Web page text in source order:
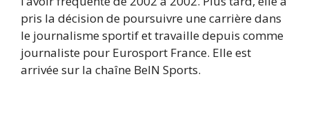
pris la décision de poursuivre une carrière dans
le journalisme sportif et travaille depuis comme
journaliste pour Eurosport France. Elle est
arrivée sur la chaîne BeIN Sports.